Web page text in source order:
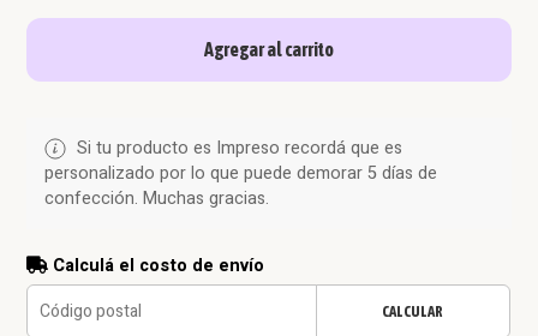
Agregar al carrito
Si tu producto es Impreso recordá que es
personalizado por lo que puede demorar 5 días de
confección. Muchas gracias.
Calculá el costo de envío
CALCULAR